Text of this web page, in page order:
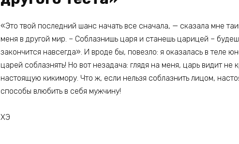
«Это твой последний шанс начать все сначала, — сказала мне
меня в другой мир. – Соблазнишь царя и станешь царицей –
закончится навсегда». И вроде бы, повезло: я оказалась в теле
царей соблазнять! Но вот незадача: глядя на меня, царь видит
настоящую кикимору. Что ж, если нельзя соблазнить лицом,
способы влюбить в себя мужчину!
ХЭ